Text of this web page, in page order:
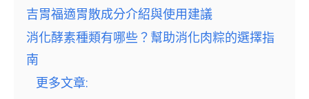
吉胃福適胃散成分介紹與使用建議
消化酵素種類有哪些？幫助消化肉粽的選擇指
南
更多文章: